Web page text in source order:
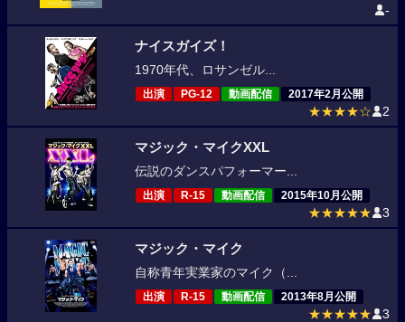
-
ナイスガイズ！
1970年代、ロサンゼル...
出演 PG-12 動画配信 2017年2月公開
★★★★☆ 2
マジック・マイクXXL
伝説のダンスパフォーマー...
出演 R-15 動画配信 2015年10月公開
★★★★★ 3
マジック・マイク
自称青年実業家のマイク（...
出演 R-15 動画配信 2013年8月公開
★★★★★ 3